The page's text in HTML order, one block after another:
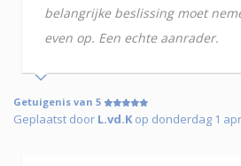
belangrijke beslissing moet
even op. Een echte aanrader.
Getuigenis van 5
Geplaatst door L.vd.K op donderdag 1